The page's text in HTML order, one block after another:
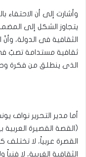
وأشارت إلى أن الاحتفاء
يتجاوز الشكل إلى
الثقافية فى الدولة،
ثقافية مستدامة تصبّ
الذى ينطلق من فكرة
أما مدير التحرير نواف
(القصة القصيرة العربية
القصرة عربياً، لا تختلف
الثقافية الغربية، لا